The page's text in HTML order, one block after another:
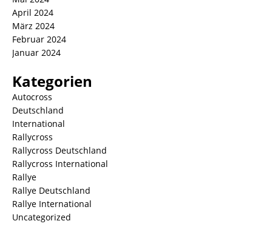
April 2024
März 2024
Februar 2024
Januar 2024
Kategorien
Autocross
Deutschland
International
Rallycross
Rallycross Deutschland
Rallycross International
Rallye
Rallye Deutschland
Rallye International
Uncategorized